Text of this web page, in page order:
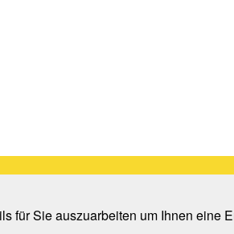
für Sie auszuarbeiten um Ihnen eine